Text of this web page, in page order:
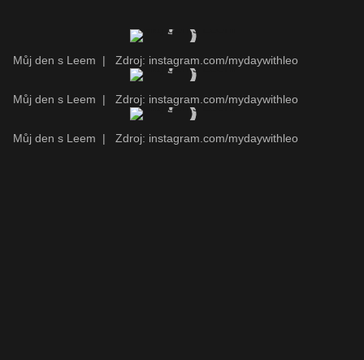
Můj den s Leem | Zdroj: instagram.com/mydaywithleo
Můj den s Leem | Zdroj: instagram.com/mydaywithleo
Můj den s Leem | Zdroj: instagram.com/mydaywithleo